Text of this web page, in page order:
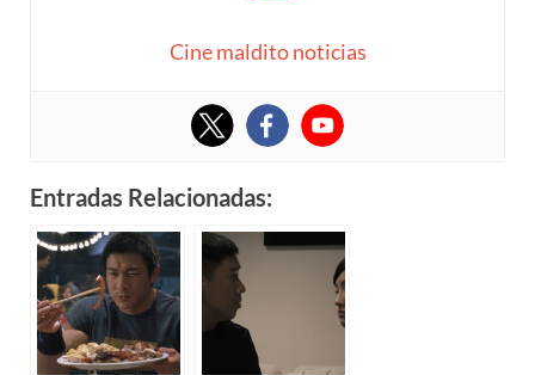
Cine maldito noticias
Entradas Relacionadas: